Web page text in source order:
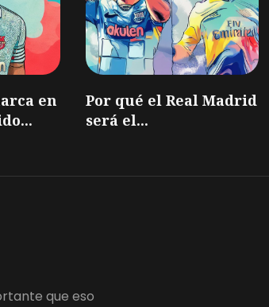
en
Por qué el Real Madrid
será el...
que eso